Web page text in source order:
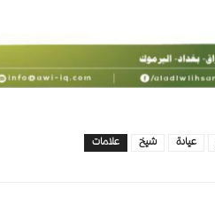
علامات شيخ عيادة